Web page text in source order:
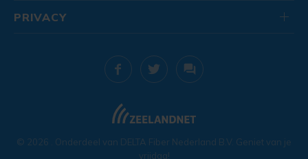
© 2026 . Onderdeel van DELTA Fiber Nederland B.V. Geniet van je
vrijdag!
PRIVACY